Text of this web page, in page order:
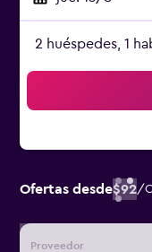
2 huéspedes, 1
Ofertas desde$92/
Proveedor